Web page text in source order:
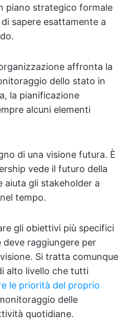
piano strategico formale
sapere esattamente a
affronta la
dello stato in
la pianificazione
alcuni elementi
di una visione futura. È
vede il futuro della
aiuta gli stakeholder a
tempo.
gli obiettivi più specifici
raggiungere per
Si tratta comunque
alto livello che tutti
le priorità del proprio
delle
quotidiane.